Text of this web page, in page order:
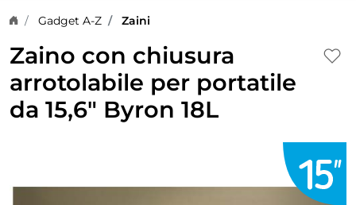
Home page
Gadget A-Z Zaini
Zaino con chiusura
arrotolabile per portatile
da 15,6" Byron 18L